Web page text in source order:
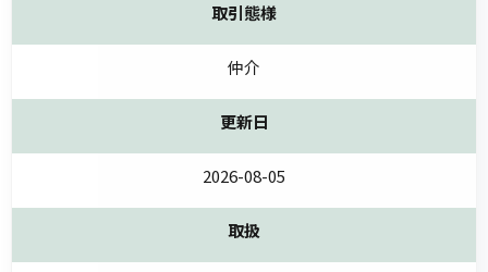
取引態様
仲介
更新日
2026-08-05
取扱